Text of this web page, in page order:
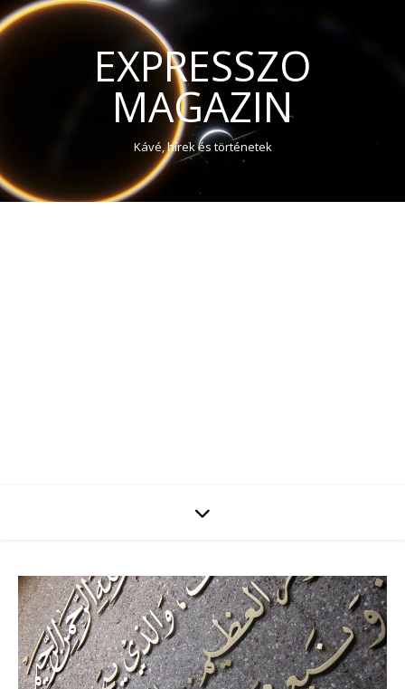
EXPRESSZO
MAGAZIN
Kávé, hírek és történetek